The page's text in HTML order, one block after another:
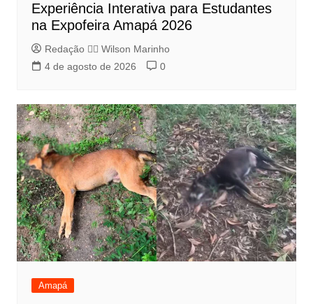
Experiência Interativa para Estudantes
na Expofeira Amapá 2026
Redação 👨‍⚖️​ Wilson Marinho
4 de agosto de 2026
0
Amapá